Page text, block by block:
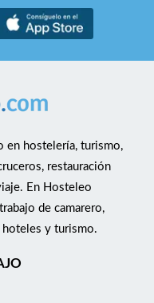
en hostelería, turismo,
restauración
En Hosteleo
de camarero,
hoteles y turismo.